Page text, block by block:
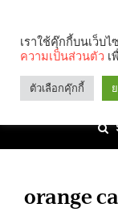
orange
เราใช้คุ๊กกี้บนเว็บ
ความเป็นส่วนตัว เ
ตัวเลือกคุ๊กกี้